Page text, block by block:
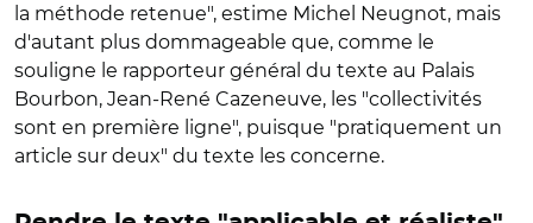
la méthode retenue", estime Michel Neugnot, mais
d'autant plus dommageable que, comme le
souligne le rapporteur général du texte au Palais
Bourbon, Jean-René Cazeneuve, les "collectivités
sont en première ligne", puisque "pratiquement un
article sur deux" du texte les concerne.